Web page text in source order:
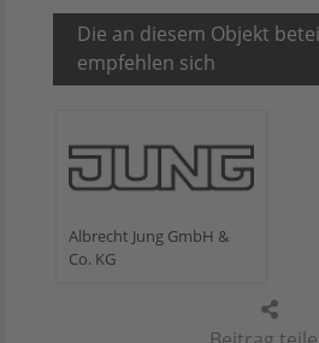
Die an diesem Objekt
empfehlen sich
Albrecht Jung GmbH &
Co. KG